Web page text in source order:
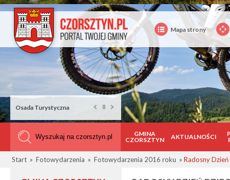
Mapa strony
Osada Turystyczna
GMINA
CZORSZTYN
AKTUALNOŚCI
Start » Fotowydarzenia » Fotowydarzenia 2016 roku » Radosny